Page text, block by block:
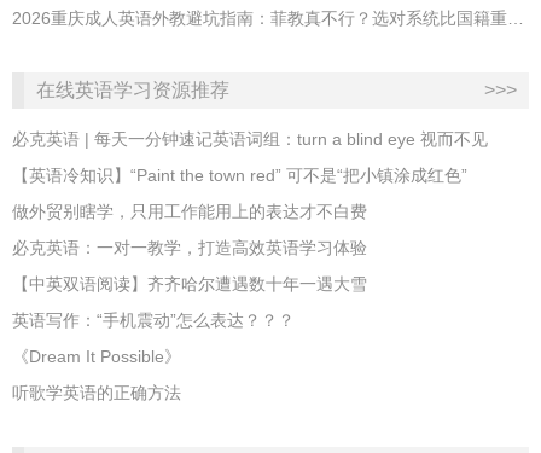
2026重庆成人英语外教避坑指南：菲教真不行？选对系统比国籍重要100倍！
在线英语学习资源推荐 >>>
必克英语 | 每天一分钟速记英语词组：turn a blind eye 视而不见
​【英语冷知识】“Paint the town red” 可不是“把小镇涂成红色”
做外贸别瞎学，只用工作能用上的表达才不白费
必克英语：一对一教学，打造高效英语学习体验
【中英双语阅读】齐齐哈尔遭遇数十年一遇大雪
英语写作：“手机震动”怎么表达？？？
《Dream It Possible》
听歌学英语的正确方法